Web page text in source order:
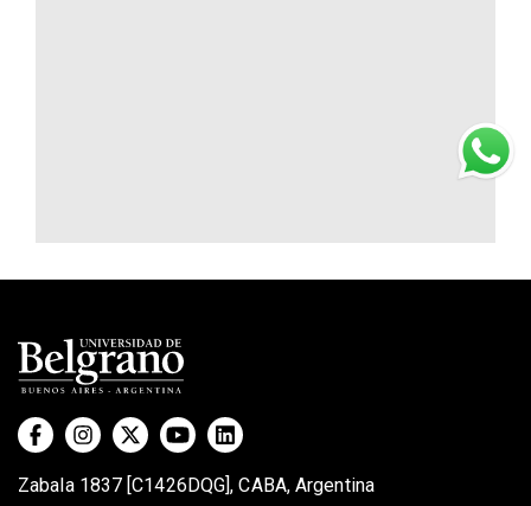
Zabala 1837 [C1426DQG], CABA, Argentina